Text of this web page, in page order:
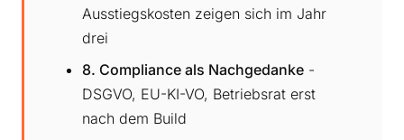
Ausstiegskosten zeigen sich im Jahr
drei
8. Compliance als Nachgedanke -
DSGVO, EU-KI-VO, Betriebsrat erst
nach dem Build